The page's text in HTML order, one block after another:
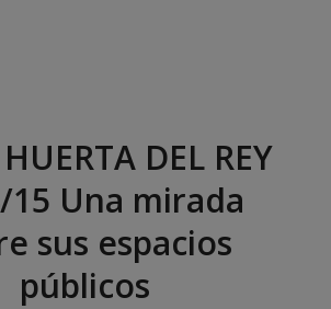
DEL REY
15 Una mirada
sus espacios
públicos